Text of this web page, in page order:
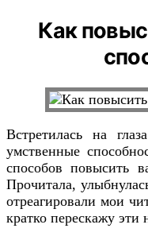
Как
Встретилась на
умственные
способов повысить
Прочитала,
отреагировали мои
кратко перескажу эти